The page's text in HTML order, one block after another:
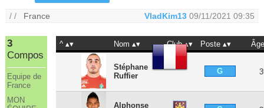
/ / France VladKim13 09/11/2021 09:35
3
Compos
Equipe de
France
MON
^ Nom Club Poste
Stéphane
Ruffier
G
Alphonse